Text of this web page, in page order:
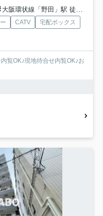
大阪環状線「野田」駅 徒歩12分
CATV
宅配ボックス
覧OK♪現地待合せ内覧OK♪お